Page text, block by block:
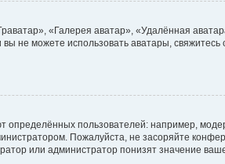
«Галерея аватар», «Удалённая
не можете использовать аватары,
пользователей: например,
Пожалуйста, не засоряйте
или администратор понизят значение